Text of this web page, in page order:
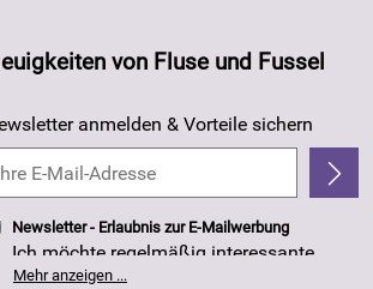
von Fluse und Fussel
anmelden & Vorteile sichern
Newsletter - Erlaubnis zur E-Mailwerbung
Ich möchte regelmäßig interessante
Angebote per E-Mail erhalten. Meine E-
Mehr anzeigen ...